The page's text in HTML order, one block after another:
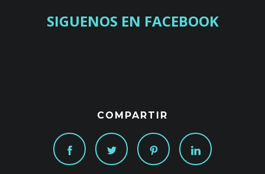
SIGUENOS EN FACEBOOK
COMPARTIR